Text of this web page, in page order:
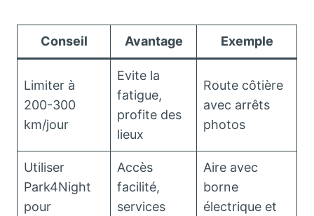
Conseil Avantage Exemple
Limiter à
200-300
km/jour
Evite la
fatigue,
profite des
lieux
Route côtière
avec arrêts
photos
Utiliser
Park4Night
pour
Accès
facilité,
services
Aire avec
borne
électrique et